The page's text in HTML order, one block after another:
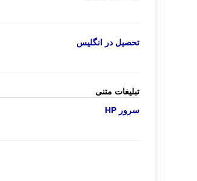
تحصیل در انگلیس
تبلیغات متنی
سرور HP